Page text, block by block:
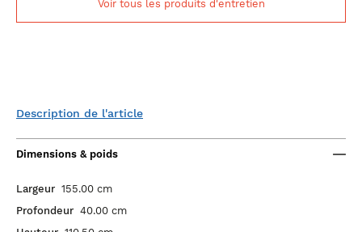
Voir tous les produits d'entretien
Description de l'article
Dimensions & poids
Largeur 155.00 cm
Profondeur 40.00 cm